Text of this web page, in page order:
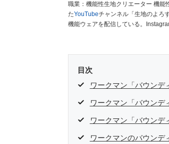
職業：機能性生地クリエーター 機能性生地をこよなく愛している38歳。生地輸出入商社に15年以上勤務後退職し、独立。開設し
たYouTubeチャンネル「生地のよろ
機能ウェアを配信している。
目次
ワークマン「バウンデ
ワークマン「バウンデ
ワークマン「バウンデ
ワークマンのバウンデ